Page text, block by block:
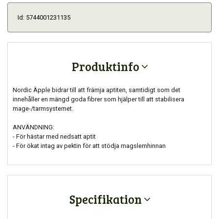
Id: 5744001231135
Produktinfo
Nordic Äpple bidrar till att främja aptiten, samtidigt som det
innehåller en mängd goda fibrer som hjälper till att stabilisera
mage-/tarmsystemet.
ANVÄNDNING:
- För hästar med nedsatt aptit
- För ökat intag av pektin för att stödja magslemhinnan
Specifikation